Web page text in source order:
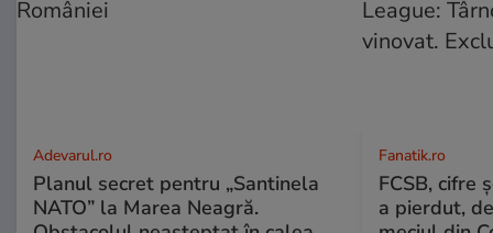
Adevarul.ro
Planul secret pentru „Santinela
NATO” la Marea Neagră.
Fanatik.ro
FCSB, cifre
a pierdut,